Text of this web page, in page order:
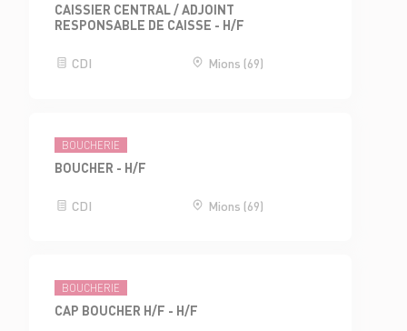
CAISSIER CENTRAL / ADJOINT
RESPONSABLE DE CAISSE - H/F
CDI Mions (69)
BOUCHERIE
BOUCHER - H/F
CDI Mions (69)
BOUCHERIE
CAP BOUCHER H/F - H/F